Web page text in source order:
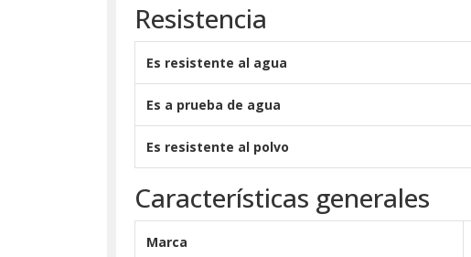
Resistencia
Es resistente al agua
Es a prueba de agua
Es resistente al polvo
Características generales
Marca